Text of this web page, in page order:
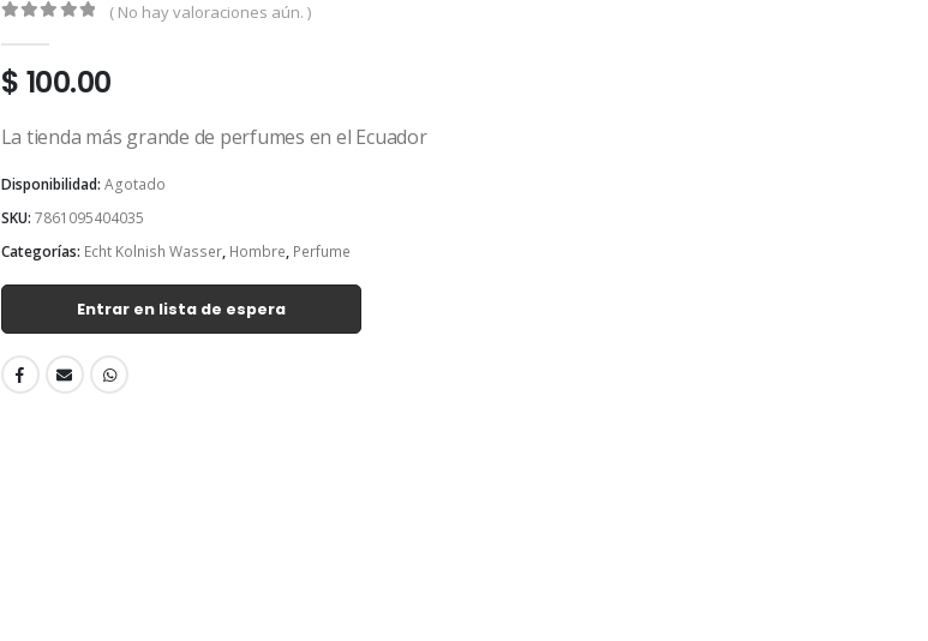
( No hay valoraciones aún. )
$ 100.00
La tienda más grande de perfumes en el Ecuador
Disponibilidad: Agotado
SKU: 7861095404035
Categorías: Echt Kolnish Wasser, Hombre, Perfume
Entrar en lista de espera